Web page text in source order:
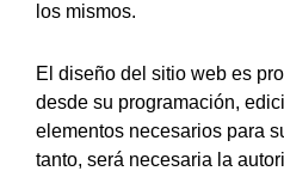
los mismos.
El diseño del sitio web es
desde su programación,
elementos necesarios para
tanto, será necesaria la